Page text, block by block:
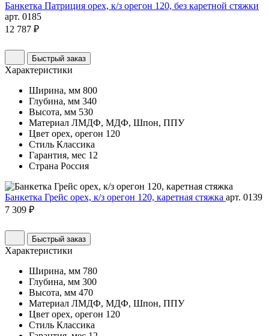
Банкетка Патриция орех, к/з орегон 120, без каретной стяжки
арт. 0185
12 787 ₽
Быстрый заказ
Характеристики
Ширина, мм 800
Глубина, мм 340
Высота, мм 530
Материал ЛМДФ, МДФ, Шпон, ППУ
Цвет орех, орегон 120
Стиль Классика
Гарантия, мес 12
Страна Россия
Банкетка Грейс орех, к/з орегон 120, каретная стяжка арт. 0139
7 309 ₽
Быстрый заказ
Характеристики
Ширина, мм 780
Глубина, мм 300
Высота, мм 470
Материал ЛМДФ, МДФ, Шпон, ППУ
Цвет орех, орегон 120
Стиль Классика